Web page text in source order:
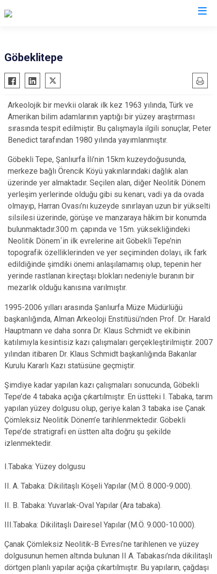
Göbeklitepe
Arkeolojik bir mevkii olarak ilk kez 1963 yılında, Türk ve
Amerikan bilim adamlarının yaptığı bir yüzey araştırması
sırasında tespit edilmiştir. Bu çalışmayla ilgili sonuçlar, Peter
Benedict tarafından 1980 yılında yayımlanmıştır.
Göbekli Tepe, Şanlıurfa İli’nin 15km kuzeydoğusunda,
merkeze bağlı Örencik Köyü yakınlarındaki dağlık alan
üzerinde yer almaktadır. Seçilen alan, diğer Neolitik Dönem
yerleşim yerlerinde olduğu gibi su kenarı, vadi ya da ovada
olmayıp, Harran Ovası’nı kuzeyde sınırlayan uzun bir yükselti
silsilesi üzerinde, görüşe ve manzaraya hâkim bir konumda
bulunmaktadır.300 m. çapında ve 15m. yüksekliğindeki
Neolitik Dönem´in ilk evrelerine ait Göbekli Tepe’nin
topografik özelliklerinden ve yer seçiminden dolayı, ilk fark
edildiğinde şimdiki önemi anlaşılamamış olup, tepenin her
yerinde rastlanan kireçtaşı blokları nedeniyle buranın bir
mezarlık olduğu kanısına varılmıştır.
1995-2006 yılları arasında Şanlıurfa Müze Müdürlüğü
başkanlığında, Alman Arkeoloji Enstitüsü’nden Prof. Dr. Harald
Hauptmann ve daha sonra Dr. Klaus Schmidt ve ekibinin
katılımıyla kesintisiz kazı çalışmaları gerçekleştirilmiştir. 2007
yılından itibaren Dr. Klaus Schmidt başkanlığında Bakanlar
Kurulu Kararlı Kazı statüsüne geçmiştir.
Şimdiye kadar yapılan kazı çalışmaları sonucunda, Göbekli
Tepe’de 4 tabaka açığa çıkartılmıştır. En üstteki I. Tabaka, tarım
yapılan yüzey dolgusu olup, geriye kalan 3 tabaka ise Çanak
Çömleksiz Neolitik Dönem’e tarihlenmektedir. Göbekli
Tepe’de stratigrafi en üstten alta doğru şu şekilde
izlenmektedir.
I.Tabaka: Yüzey dolgusu
II. A. Tabaka: Dikilitaşlı Köşeli Yapılar (M.Ö. 8.000-9.000).
II. B. Tabaka: Yuvarlak-Oval Yapılar (Ara tabaka).
III.Tabaka: Dikilitaşlı Dairesel Yapılar (M.Ö. 9.000-10.000).
Çanak Çömleksiz Neolitik-B Evresi’ne tarihlenen ve yüzey
dolgusunun hemen altında bulunan II A. Tabakası’nda dikilitaşlı
dörtgen planlı yapılar açığa çıkartılmıştır. Bu yapıların, çağdaşı